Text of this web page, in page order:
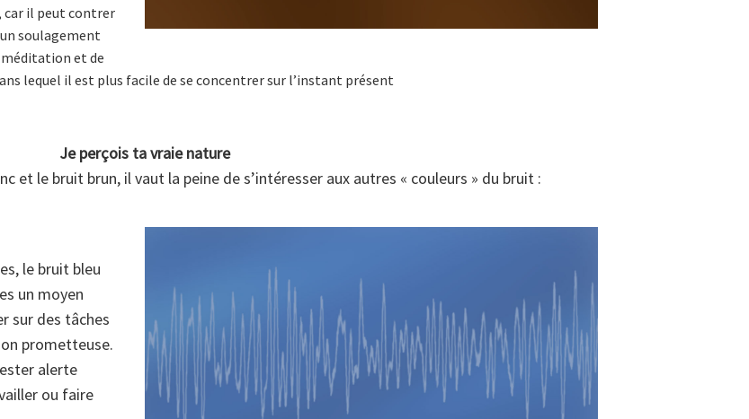
car il peut contrer
soulagement
méditation et de
lequel il est plus facile de se concentrer sur l’instant présent
Je perçois ta vraie nature
et le bruit brun, il vaut la peine de s’intéresser aux autres « couleurs » du bruit :
le bruit bleu
un moyen
sur des tâches
prometteuse.
alerte
ou faire